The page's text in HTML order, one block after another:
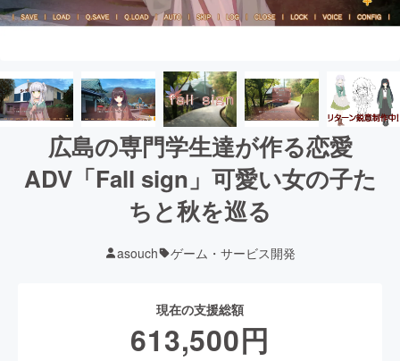
広島の専門学生達が作る恋愛
ADV「Fall sign」可愛い女の子た
ちと秋を巡る
asouch ゲーム・サービス開発
現在の支援総額
613,500円